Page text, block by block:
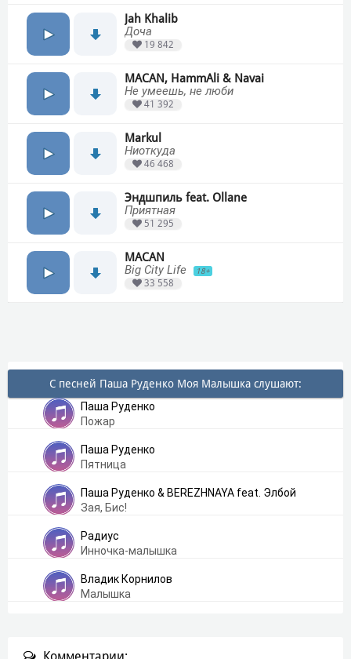
Jah Khalib
Доча
19 842
MACAN, HammAli & Navai
Не умеешь, не люби
41 392
Markul
Ниоткуда
46 468
Эндшпиль feat. Ollane
Приятная
51 295
MACAN
Big City Life
18+
33 558
С песней Паша Руденко Моя Малышка слушают:
Паша Руденко
Пожар
Паша Руденко
Пятница
Паша Руденко & BEREZHNAYA feat. Элбой
Зая, Бис!
Радиус
Инночка-малышка
Владик Корнилов
Малышка